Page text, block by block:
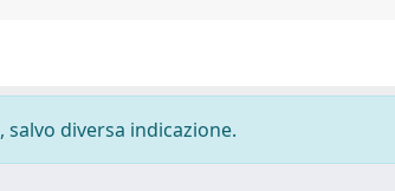
diversa indicazione.